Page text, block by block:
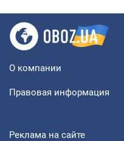
О компании
Правовая информация
Реклама на сайте